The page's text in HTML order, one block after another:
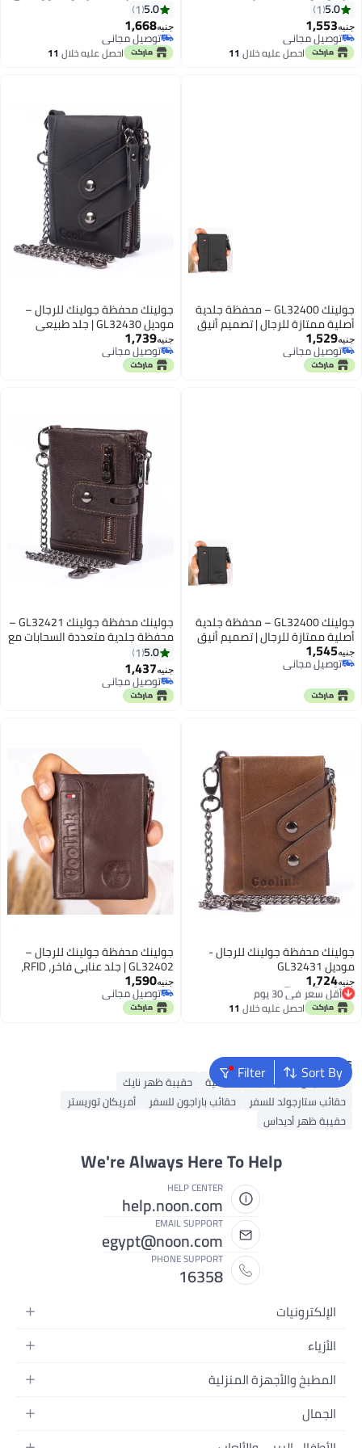
2
لتقنية تحديد الهوية بموجات الراديو،
متعددة السحابات، لون أسود
5.0
1
جنيه1,553
توصيل مجاني
توصيل مجانياحصل عليه خلال 11
2
- جلد طبيعي، مزودة بسحابين أمان
وفتحات متعددة للبطاقات
5.0
1
جنيه1,668
توصيل مجاني
توصيل مجانياحصل عليه خلال 11
جولينك GL32400 – محفظة جلدية
أصلية ممتازة للرجال | تصميم أنيق
ثنائي الطي بسحّابين - اسود
جنيه1,529
توصيل مجاني
توصيل مجاني 2
جولينك محفظة جولينك للرجال –
موديل GL32430 | جلد طبيعي
أسود، تصميم سلسلة، سعة عالية و؛
متعددة الوظائف
جنيه1,739
توصيل مجاني
توصيل مجاني
جولينك GL32400 – محفظة جلدية
أصلية ممتازة للرجال | تصميم أنيق
ثنائي الطي بسحّابين - اسود
جنيه1,545
توصيل مجاني
توصيل مجاني 2
جولينك محفظة جولينك GL32421 –
محفظة جلدية متعددة السحابات مع
15 فتحة للبطاقات، وقسم قابل
للإزالة ومقصورتين للنقود
5.0
1
جنيه1,437
توصيل مجاني
توصيل مجاني
2
جولينك محفظة جولينك للرجال -
موديل GL32431
جنيه1,724
أقل سعر في 30 يوم
توصيل مجاني
أقل سعر في 30 يوم
احصل عليه خلال 11
جولينك محفظة جولينك للرجال –
GL32402 | جلد عنابي فاخر، RFID،
سحاب مزدوج
جنيه1,590
توصيل مجاني
توصيل مجاني
Sort By
FilterPopular Searches
شنط جيس نسائية شنط نسائية
حقيبة ظهر نايك
حقائب ستارجولد للسفر
حقائب باراجون للسفر
أمريكان توريستر
حقيبة ظهر أديداس
We're Always Here To Help
HELP CENTER
help.noon.com
EMAIL SUPPORT
egypt@noon.com
PHONE SUPPORT
16358
الإلكترونيات
الهواتف المتحركة
أجهزة الكمبيوتر المحمولة
الأجهزة المنزلية
الأزياء
أزياء نسائية
أزياء البنات
المطبخ والأجهزة المنزلية
المطبخ وأدوات الطعام
الجمال
العطور النسائية